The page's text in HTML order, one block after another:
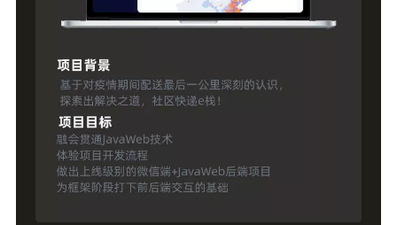
立刻支付
忘记密码？